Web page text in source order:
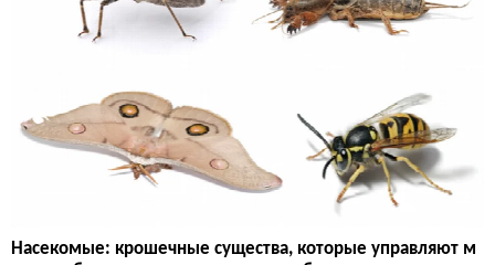
Насекомые: крошечные существа, которые управляют м